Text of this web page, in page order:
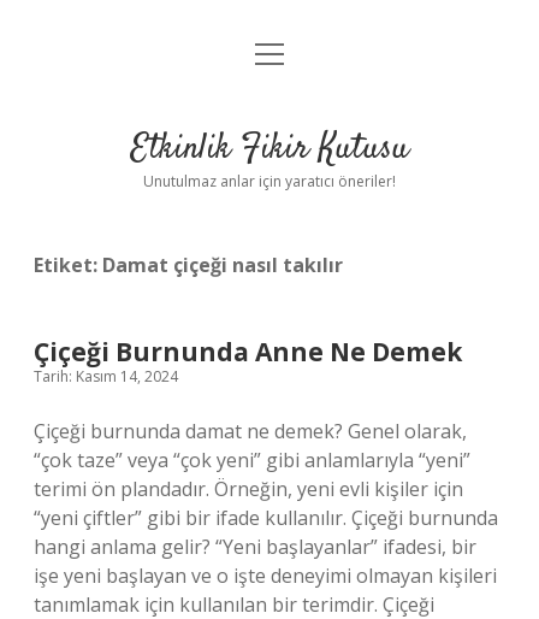
Anasayfa
Yasal Uyarı
menüyü
Etkinlik Fikir Kutusu
Unutulmaz anlar için yaratıcı öneriler!
Etiket: Damat çiçeği nasıl takılır
Çiçeği Burnunda Anne Ne Demek
Tarih: Kasım 14, 2024
Çiçeği burnunda damat ne demek? Genel olarak,
“çok taze” veya “çok yeni” gibi anlamlarıyla “yeni”
terimi ön plandadır. Örneğin, yeni evli kişiler için
“yeni çiftler” gibi bir ifade kullanılır. Çiçeği burnunda
hangi anlama gelir? “Yeni başlayanlar” ifadesi, bir
işe yeni başlayan ve o işte deneyimi olmayan kişileri
tanımlamak için kullanılan bir terimdir. Çiçeği